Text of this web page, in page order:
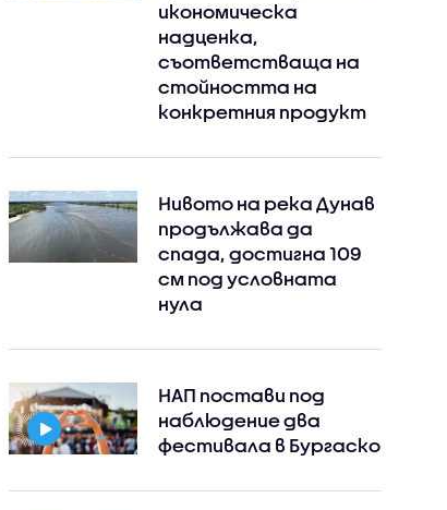
икономическа
надценка,
съответстваща на
стойността на
конкретния продукт
Нивото на река Дунав
продължава да
спада, достигна 109
см под условната
нула
НАП постави под
наблюдение два
фестивала в Бургаско